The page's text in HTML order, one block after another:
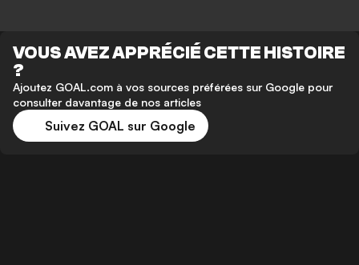
VOUS AVEZ APPRÉCIÉ CETTE HISTOIRE
?
Ajoutez GOAL.com à vos sources préférées sur Google pour
consulter davantage de nos articles
Suivez GOAL sur Google